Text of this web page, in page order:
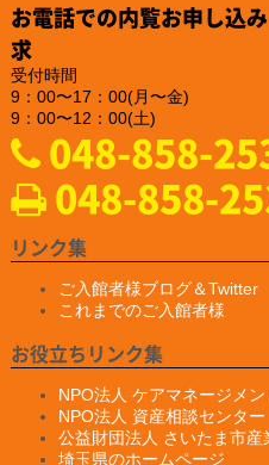
新製品の亀裂深度計『ET-28』
されるそうです。
https://www.ndtadvance.com/
2024.12.25
「株式会社NDTアドヴァンス」
新製品 非破壊検査用ハンディ
売を開始されました
https://www.ind-blacklight.jp/
2024.12.20
「YAMAKI行政書士事務所様」様
ホームページがプレ公開されま
https://yamaki–office.com/
2024.9.19
リティセミナーのお知らせ
開催日：2024 年10月22日 火曜
１３：３０受付スタート
１４：００～ 「サイバーセキ
１５：４５～ 「埼玉県警から
お電話での内覧お申し込
求
受付時間
9：00〜17：00(月〜金)
9：00〜12：00(土)
048-858-
048-858-
リンク集
ご入館者様ブログ＆Twitter
これまでのご入館者様
お役立ちリンク集
NPO法人 ケアマネージメ
NPO法人 資産相談センター
公益財団法人 さいたま市産
埼玉県のホームページ